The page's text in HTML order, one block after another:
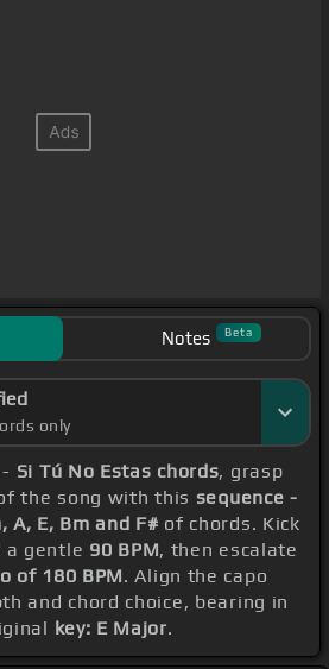
Notes Beta
only
Si Tú No Estas chords, grasp
the song with this sequence -
A, E, Bm and F# of chords. Kick
a gentle 90 BPM, then escalate
of 180 BPM. Align the capo
and chord choice, bearing in
key: E Major.